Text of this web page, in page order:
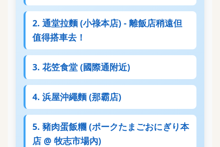
2. 通堂拉麵 (小祿本店) - 離飯店稍遠但
值得搭車去！
3. 花笠食堂 (國際通附近)
4. 浜屋沖繩麵 (那霸店)
5. 豬肉蛋飯糰 (ポークたまごおにぎり本
店 @ 牧志市場內)